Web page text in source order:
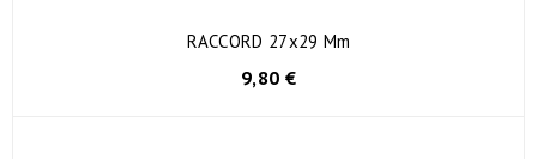
RACCORD 27x29 Mm
9,80 €